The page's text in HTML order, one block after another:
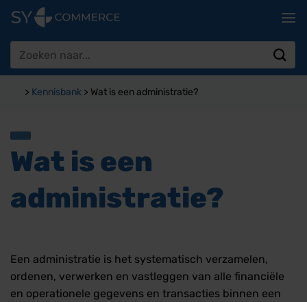
naar
inhoud
> Kennisbank> Wat is een administratie?
Wat is een
administratie?
Een administratie is het systematisch verzamelen,
ordenen, verwerken en vastleggen van alle financiële
en operationele gegevens en transacties binnen een